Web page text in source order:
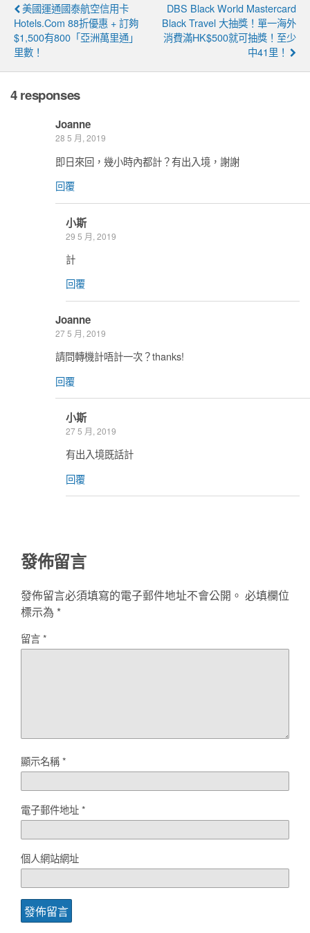
美國運通國泰航空信用卡
Hotels.com 88折優惠 + 訂夠
$1,500有800「亞洲萬里通」
里數！
DBS Black World Mastercard
Black Travel 大抽獎！單一海外
消費滿HK$500就可抽獎！至少
中41里！
4 responses
Joanne
28 5 月, 2019
即日來回，幾小時內都計？有出入境，謝謝
回覆
小斯
29 5 月, 2019
計
回覆
Joanne
27 5 月, 2019
請問轉機計唔計一次？thanks!
回覆
小斯
27 5 月, 2019
有出入境既話計
回覆
發佈留言
發佈留言必須填寫的電子郵件地址不會公開。 必填欄位
標示為 *
留言*
顯示名稱*
電子郵件地址*
個人網站網址